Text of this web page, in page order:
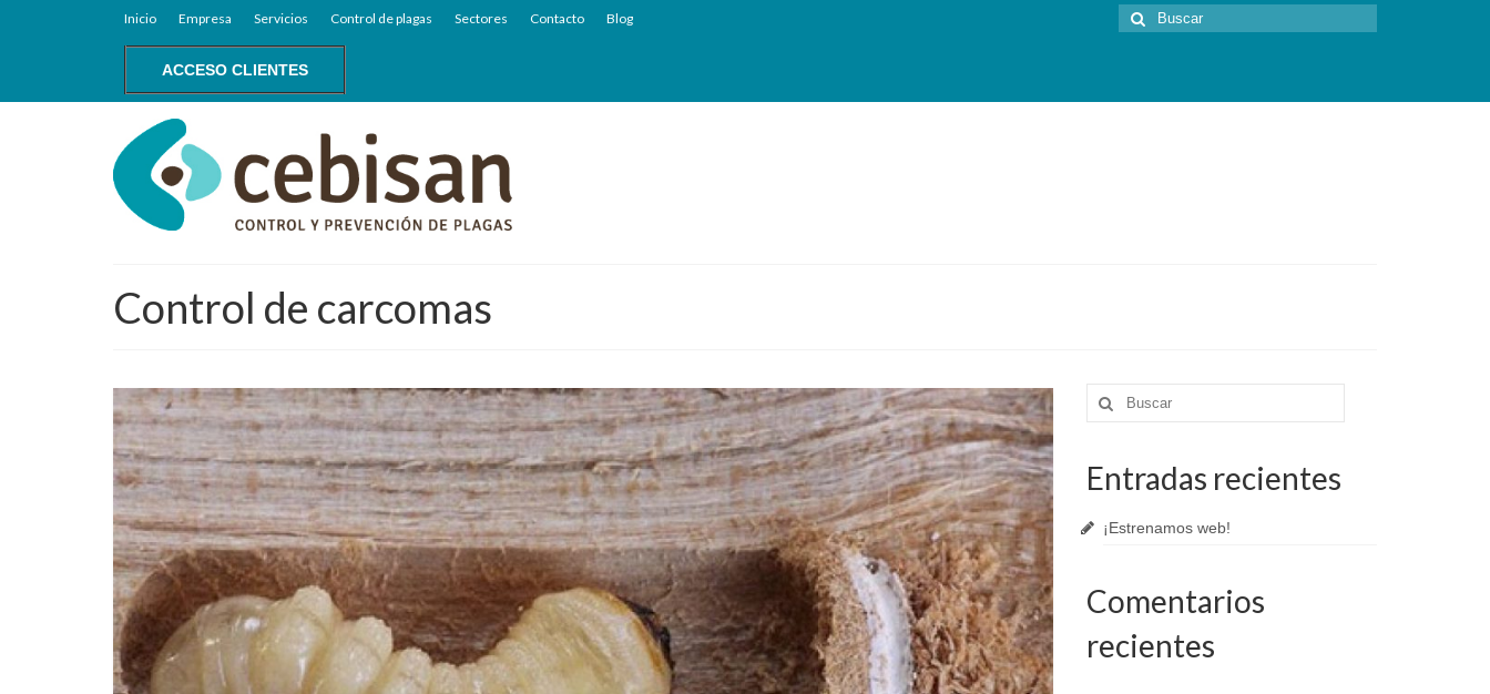
Inicio Empresa Servicios Control de plagas Sectores Contacto Blog
ACCESO CLIENTES
Buscar
por:
Control de carcomas
Buscar
por:
Entradas recientes
¡Estrenamos web!
Comentarios
recientes